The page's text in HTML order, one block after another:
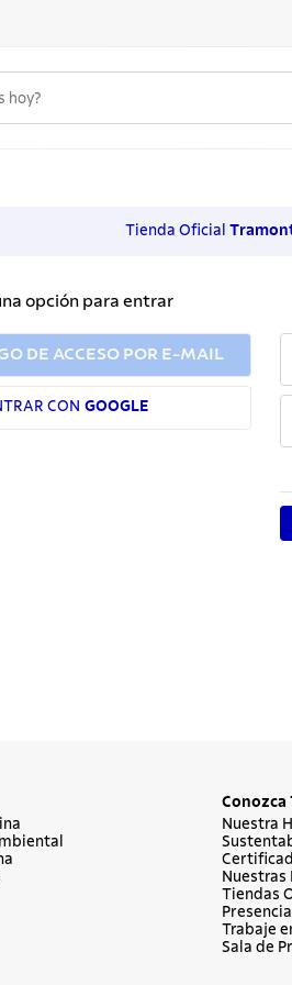
Tienda Oficial
opción para entrar
DE ACCESO POR E-MAIL
CON GOOGLE
Conozca
Nuestra
Nuestras
Tiendas
Trabaje
Sala de